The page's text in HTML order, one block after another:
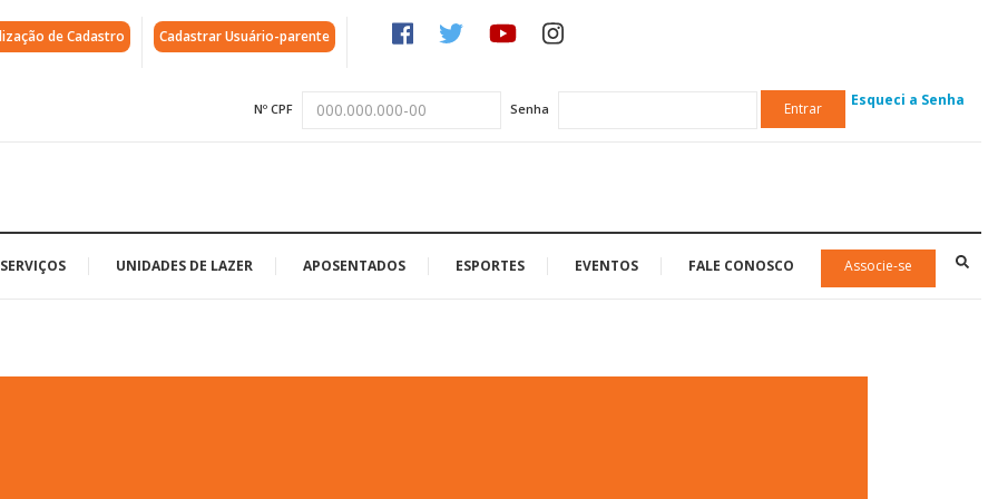
de Cadastro Cadastrar Usuário-parente
Nº CPF Senha Entrar Esqueci a Senha
SERVIÇOS UNIDADES DE LAZER APOSENTADOS ESPORTES EVENTOS FALE CONOSCO Associe-se